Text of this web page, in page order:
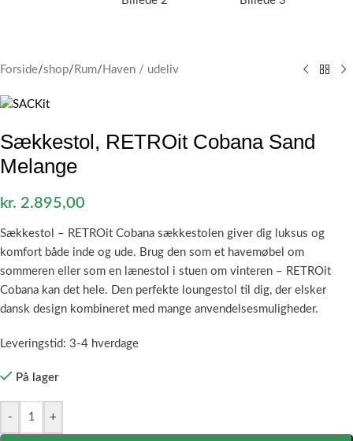
Forside/shop/ Rum/ Haven / udeliv
Sækkestol, RETROit Cobana Sand
Melange
kr. 2.895,00
Sækkestol – RETROit Cobana sækkestolen giver dig luksus og
komfort både inde og ude. Brug den som et havemøbel om
sommeren eller som en lænestol i stuen om vinteren – RETROit
Cobana kan det hele. Den perfekte loungestol til dig, der elsker
dansk design kombineret med mange anvendelsesmuligheder.
Leveringstid: 3-4 hverdage
På lager
- +